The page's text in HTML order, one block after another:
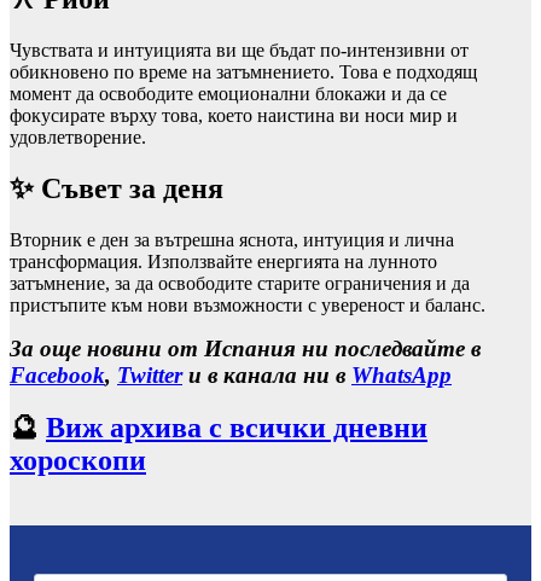
Чувствата и интуицията ви ще бъдат по‑интензивни от
обикновено по време на затъмнението. Това е подходящ
момент да освободите емоционални блокажи и да се
фокусирате върху това, което наистина ви носи мир и
удовлетворение.
✨ Съвет за деня
Вторник е ден за вътрешна яснота, интуиция и лична
трансформация. Използвайте енергията на лунното
затъмнение, за да освободите старите ограничения и да
пристъпите към нови възможности с увереност и баланс.
За още новини от Испания ни последвайте в
Facebook, Twitterи в канала ни в WhatsApp
🔮 Виж архива с всички дневни
хороскопи